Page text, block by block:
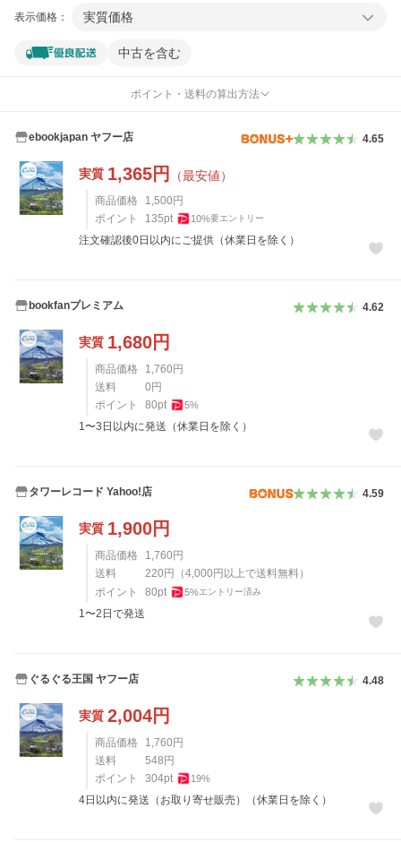
表示価格： 実質価格
中古を含む
ポイント・送料の算出方法
ebookjapan ヤフー店 4.65
実質 1,365円 （最安値）
商品価格 1,500 円
ポイント
135pt 10%要エントリー
注文確認後0日以内にご提供（休業日を除く）
bookfanプレミアム 4.62
実質 1,680円
商品価格 1,760 円
送料
0 円
ポイント
80pt 5%
1〜3日以内に発送（休業日を除く）
タワーレコード Yahoo!店 4.59
実質 1,900円
商品価格 1,760 円
送料
220 円 （4,000 円以上で送料無料）
ポイント
80pt 5%エントリー済み
1〜2日で発送
ぐるぐる王国 ヤフー店 4.48
実質 2,004円
商品価格 1,760 円
送料
548 円
ポイント
304pt 19%
4日以内に発送（お取り寄せ販売）（休業日を除く）